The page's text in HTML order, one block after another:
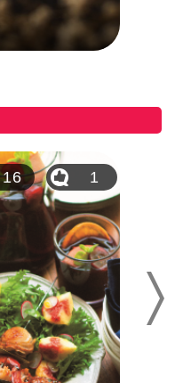
16 1
Next